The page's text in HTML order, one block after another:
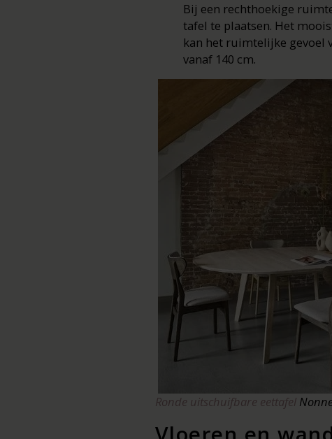
Bij een rechthoekige
tafel te plaatsen. Het
kan het ruimtelijke gevoel
vanaf 140 cm.
Ronde uitschuifbare eettafel